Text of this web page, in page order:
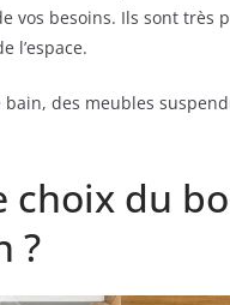
vos besoins. Ils sont très
l’espace.
des meubles
choix du
?